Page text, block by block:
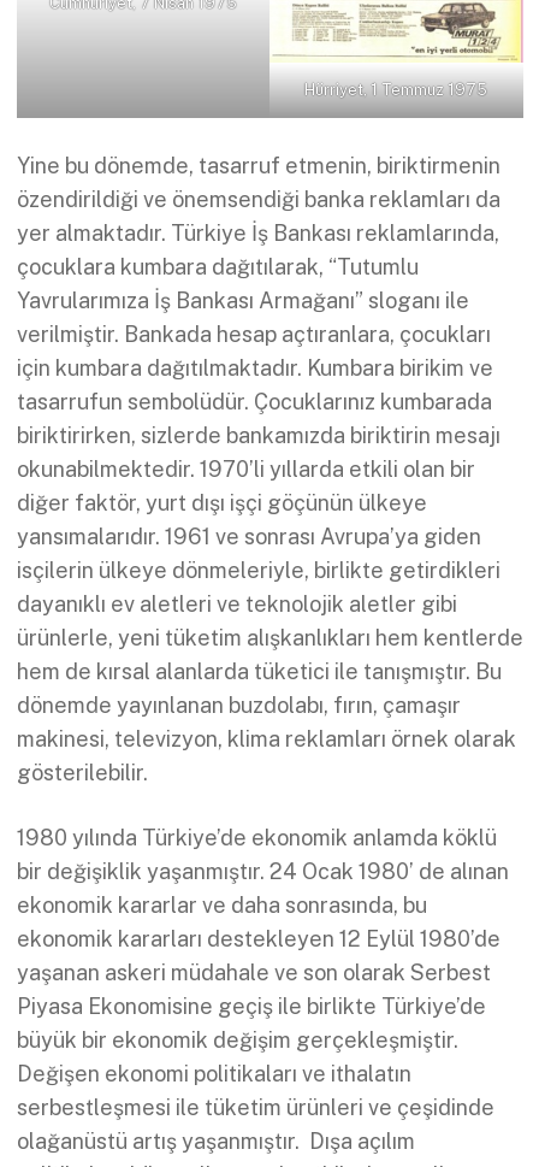
Hürriyet, 1 Temmuz 1975
Yine bu dönemde, tasarruf etmenin, biriktirmenin
özendirildiği ve önemsendiği banka reklamları da
yer almaktadır. Türkiye İş Bankası reklamlarında,
çocuklara kumbara dağıtılarak, “Tutumlu
Yavrularımıza İş Bankası Armağanı” sloganı ile
verilmiştir. Bankada hesap açtıranlara, çocukları
için kumbara dağıtılmaktadır. Kumbara birikim ve
tasarrufun sembolüdür. Çocuklarınız kumbarada
biriktirirken, sizlerde bankamızda biriktirin mesajı
okunabilmektedir. 1970’li yıllarda etkili olan bir
diğer faktör, yurt dışı işçi göçünün ülkeye
yansımalarıdır. 1961 ve sonrası Avrupa’ya giden
isçilerin ülkeye dönmeleriyle, birlikte getirdikleri
dayanıklı ev aletleri ve teknolojik aletler gibi
ürünlerle, yeni tüketim alışkanlıkları hem kentlerde
hem de kırsal alanlarda tüketici ile tanışmıştır. Bu
dönemde yayınlanan buzdolabı, fırın, çamaşır
makinesi, televizyon, klima reklamları örnek olarak
gösterilebilir.
1980 yılında Türkiye’de ekonomik anlamda köklü
bir değişiklik yaşanmıştır. 24 Ocak 1980’ de alınan
ekonomik kararlar ve daha sonrasında, bu
ekonomik kararları destekleyen 12 Eylül 1980’de
yaşanan askeri müdahale ve son olarak Serbest
Piyasa Ekonomisine geçiş ile birlikte Türkiye’de
büyük bir ekonomik değişim gerçekleşmiştir.
Değişen ekonomi politikaları ve ithalatın
serbestleşmesi ile tüketim ürünleri ve çeşidinde
olağanüstü artış yaşanmıştır. Dışa açılım